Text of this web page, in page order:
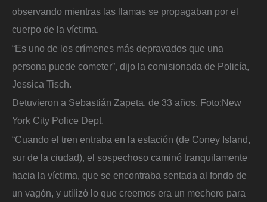
observando mientras las llamas se propagaban por el
cuerpo de la víctima.
“Es uno de los crímenes más depravados que una
persona puede cometer”, dijo la comisionada de Policía,
Jessica Tisch.
Detuvieron a Sebastián Zapeta, de 33 años. Foto:New
York City Police Dept.
“Cuando el tren entraba en la estación (de Coney Island,
sur de la ciudad), el sospechoso caminó tranquilamente
hacia la víctima, que se encontraba sentada al fondo de
un vagón, y utilizó lo que creemos era un mechero para